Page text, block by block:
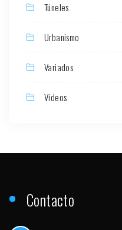
Túneles
Urbanismo
Variados
Videos
Contacto